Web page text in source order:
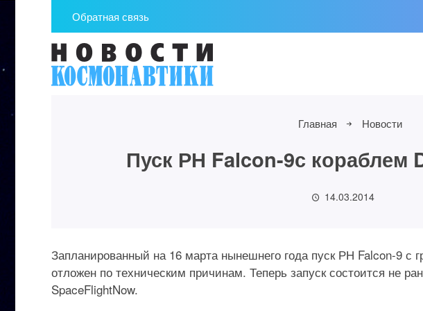
Обратная связь
Главная Новости
Пуск РН Falcon-9с кораблем
14.03.2014
Запланированный на 16 марта нынешнего года пуск РН Falcon-9 с
отложен по техническим причинам. Теперь запуск состоится не
SpaceFlightNow.